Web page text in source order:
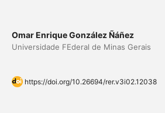
Omar Enrique González Ñáñez
Universidade FEderal de Minas Gerais
https://doi.org/10.26694/rer.v3i02.12038